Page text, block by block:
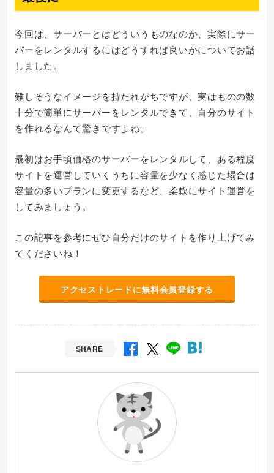
今回は、サーバーとはどういうものなのか、実際にサー
バーをレンタルするにはどうすれば良いかについてお話
しました。
難しそうなイメージを持たれがちですが、実はものの数
十分で簡単にサーバーをレンタルできて、自分のサイト
を作れるなんて驚きですよね。
最初はお手頃価格のサーバーをレンタルして、ある程度
サイトを運営していくうちに容量を少なく感じた場合は
容量の多いプランに変更するなど、柔軟にサイト運営を
してみましょう。
この記事を参考にぜひ自分だけのサイトを作り上げてみ
てくださいね！
アクセストレードに無料会員登録する
SHARE